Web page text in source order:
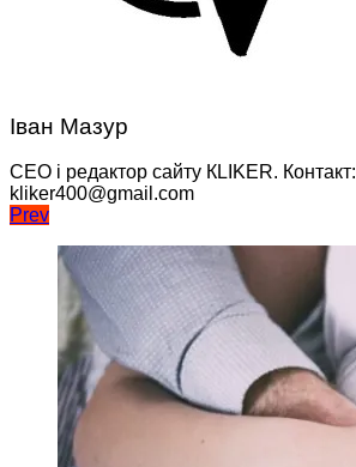
Іван Мазур
CEO і редактор сайту КLIKER. Контакт:
kliker400@gmail.com
Навігація
записів
Prev